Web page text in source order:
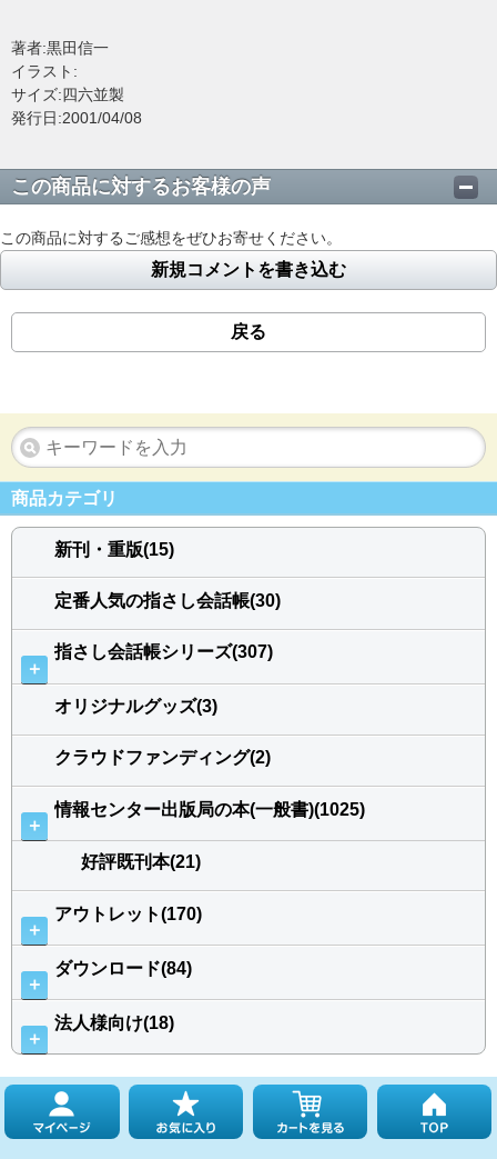
著者:黒田信一
イラスト:
サイズ:四六並製
発行日:2001/04/08
この商品に対するお客様の声
この商品に対するご感想をぜひお寄せください。
新規コメントを書き込む
戻る
商品カテゴリ
新刊・重版(15)
定番人気の指さし会話帳(30)
＋
指さし会話帳シリーズ(307)
オリジナルグッズ(3)
クラウドファンディング(2)
＋
情報センター出版局の本(一般書)(1025)
好評既刊本(21)
＋
アウトレット(170)
＋
ダウンロード(84)
＋
法人様向け(18)